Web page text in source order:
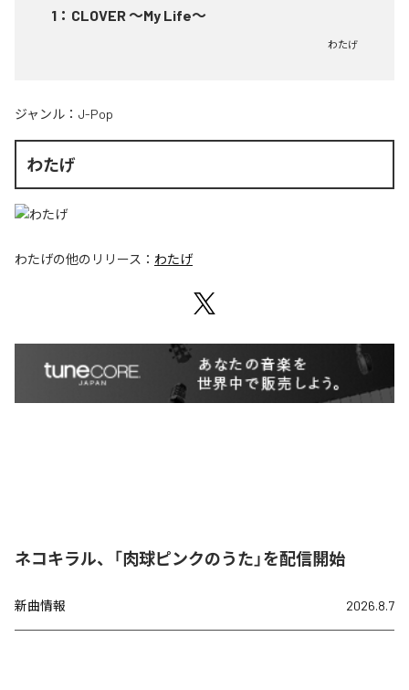
1 ： CLOVER ～My Life～
わたげ
ジャンル： J-Pop
わたげ
わたげの他のリリース： わたげ
ネコキラル、「肉球ピンクのうた」を配信開始
新曲情報 2026.8.7